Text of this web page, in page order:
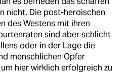
nicht. Die post-heroischen
des Westens mit ihren
sind aber schlicht
oder in der Lage die
menschlichen Opfer
hier wirklich erfolgreich zu